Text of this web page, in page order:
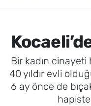
Bir kadın
40 yıldır evli
6 ay önce de